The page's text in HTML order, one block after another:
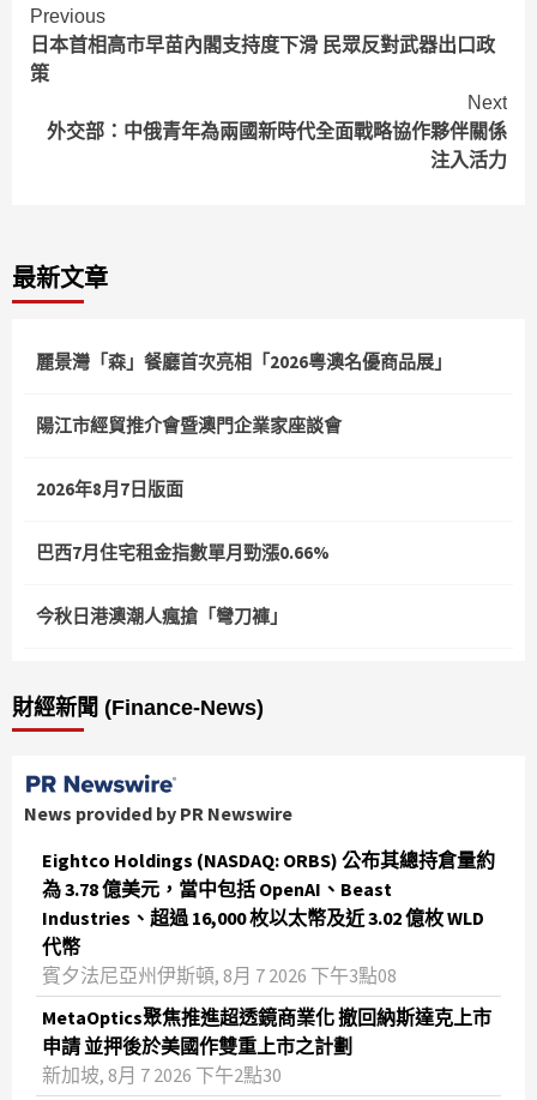
Continue
Reading
Previous
日本首相高市早苗內閣支持度下滑 民眾反對武器出口政
策
Next
外交部：中俄青年為兩國新時代全面戰略協作夥伴關係
注入活力
最新文章
麗景灣「森」餐廳首次亮相「2026粵澳名優商品展」
陽江市經貿推介會暨澳門企業家座談會
2026年8月7日版面
巴西7月住宅租金指數單月勁漲0.66%
今秋日港澳潮人瘋搶「彎刀褲」
財經新聞 (Finance-News)
News provided by PR Newswire
Eightco Holdings (NASDAQ: ORBS) 公布其總持倉量約
為 3.78 億美元，當中包括 OpenAI、Beast
Industries、超過 16,000 枚以太幣及近 3.02 億枚 WLD
代幣
賓夕法尼亞州伊斯頓, 8月 7 2026 下午3點08
MetaOptics聚焦推進超透鏡商業化 撤回納斯達克上市
申請 並押後於美國作雙重上市之計劃
新加坡, 8月 7 2026 下午2點30